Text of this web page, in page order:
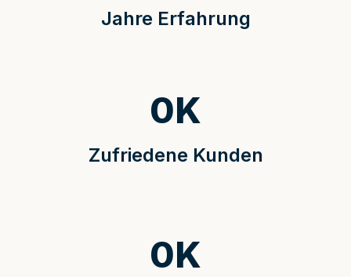
Jahre Erfahrung
Zufriedene Kunden
0K
0K